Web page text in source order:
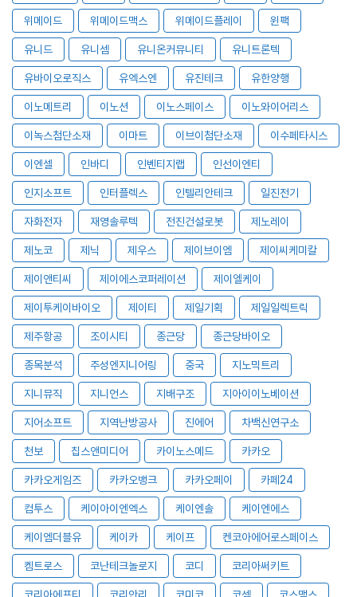
위메이드 위메이드맥스 위메이드플레이 윈팩
유니드 유니셈 유니온커뮤니티 유니트론텍
유바이오로직스 유엑스엔 유진테크 유한양행
이노메트리 이노션 이노스페이스 이노와이어리스
이녹스첨단소재 이마트 이브이첨단소재 이수페타시스
이엔셀 인바디 인벤티지랩 인선이엔티
인지소프트 인터플렉스 인텔리안테크 일진전기
자화전자 재영솔루텍 전진건설로봇 제노레이
제노코 제닉 제우스 제이브이엠 제이씨케미칼
제이앤티씨 제이에스코퍼레이션 제이엘케이
제이투케이바이오 제이티 제일기획 제일일렉트릭
제주항공 조이시티 종근당 종근당바이오
종목분석 주성엔지니어링 중국 지노믹트리
지니뮤직 지니언스 지배구조 지아이이노베이션
지어소프트 지역난방공사 진에어 차백신연구소
천보 칩스앤미디어 카이노스메드 카카오
카카오게임즈 카카오뱅크 카카오페이 카페24
컴투스 케이아이엔엑스 케이엔솔 케이엔에스
케이엠더블유 케이카 케이프 켄코아에어로스페이스
켐트로스 코난테크놀로지 코디 코리아써키트
코리아에프티 코리안리 코미코 코셈 코스맥스